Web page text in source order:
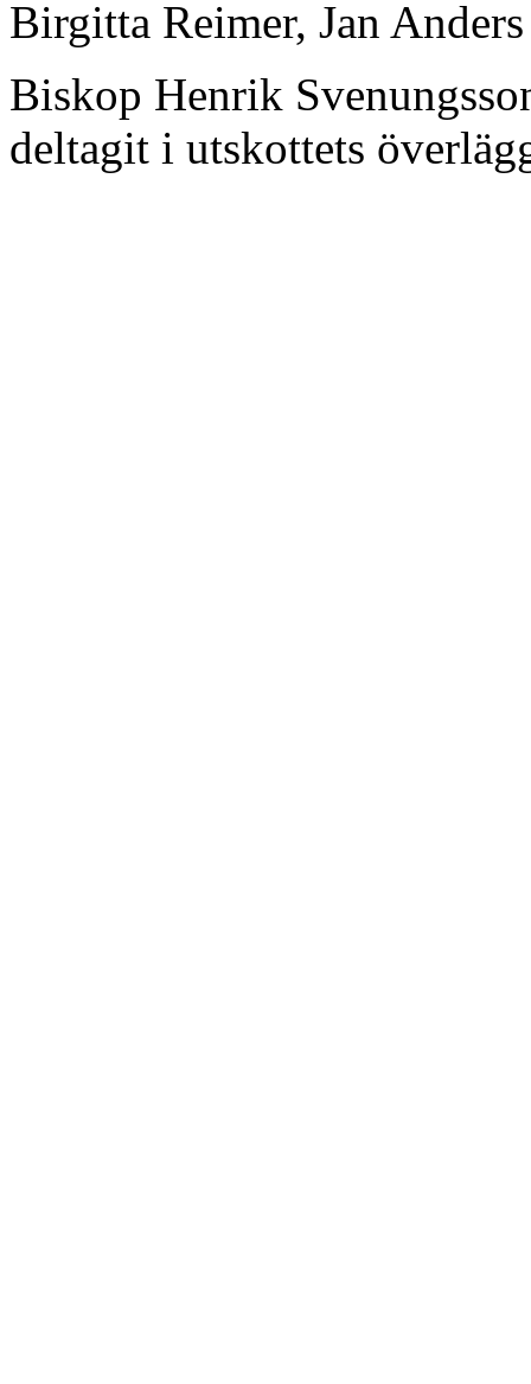
Birgitta Reimer, Jan
Biskop Henrik
deltagit i utskottets